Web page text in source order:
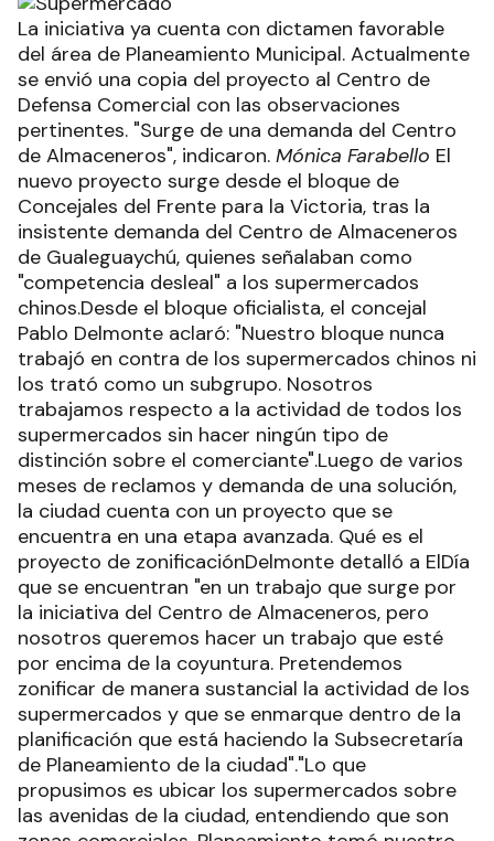
La iniciativa ya cuenta con dictamen favorable
del área de Planeamiento Municipal. Actualmente
se envió una copia del proyecto al Centro de
Defensa Comercial con las observaciones
pertinentes. "Surge de una demanda del Centro
de Almaceneros", indicaron. Mónica Farabello El
nuevo proyecto surge desde el bloque de
Concejales del Frente para la Victoria, tras la
insistente demanda del Centro de Almaceneros
de Gualeguaychú, quienes señalaban como
"competencia desleal" a los supermercados
chinos.Desde el bloque oficialista, el concejal
Pablo Delmonte aclaró: "Nuestro bloque nunca
trabajó en contra de los supermercados chinos ni
los trató como un subgrupo. Nosotros
trabajamos respecto a la actividad de todos los
supermercados sin hacer ningún tipo de
distinción sobre el comerciante".Luego de varios
meses de reclamos y demanda de una solución,
la ciudad cuenta con un proyecto que se
encuentra en una etapa avanzada. Qué es el
proyecto de zonificaciónDelmonte detalló a ElDía
que se encuentran "en un trabajo que surge por
la iniciativa del Centro de Almaceneros, pero
nosotros queremos hacer un trabajo que esté
por encima de la coyuntura. Pretendemos
zonificar de manera sustancial la actividad de los
supermercados y que se enmarque dentro de la
planificación que está haciendo la Subsecretaría
de Planeamiento de la ciudad"."Lo que
propusimos es ubicar los supermercados sobre
las avenidas de la ciudad, entendiendo que son